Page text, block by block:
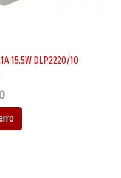
15.5W DLP2220/10